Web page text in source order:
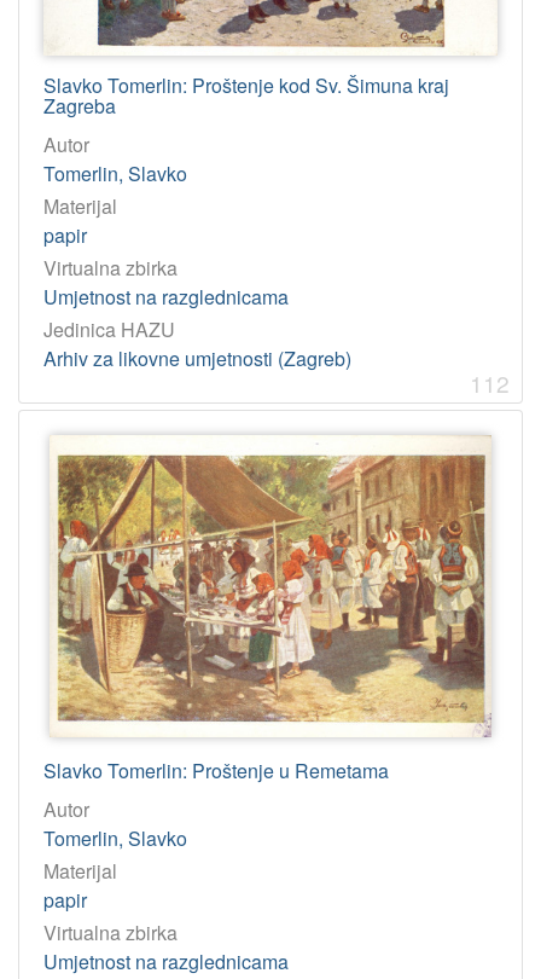
Slavko Tomerlin: Proštenje kod Sv. Šimuna kraj
Zagreba
Autor
Tomerlin, Slavko
Materijal
papir
Virtualna zbirka
Umjetnost na razglednicama
Jedinica HAZU
Arhiv za likovne umjetnosti (Zagreb)
112
Slavko Tomerlin: Proštenje u Remetama
Autor
Tomerlin, Slavko
Materijal
papir
Virtualna zbirka
Umjetnost na razglednicama